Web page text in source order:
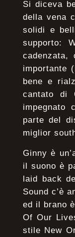
Si diceva
della vena
solidi e
supporto:
importante
bene e
cantato di
impegnato
parte del
miglior
Ginny è
il suono è
laid back
Sound c’è
ed il brano
Of Our
stile New